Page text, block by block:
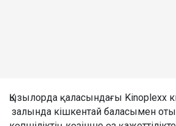
Қызылорда қаласындағы Kinoplexx
залында кішкентай баласымен